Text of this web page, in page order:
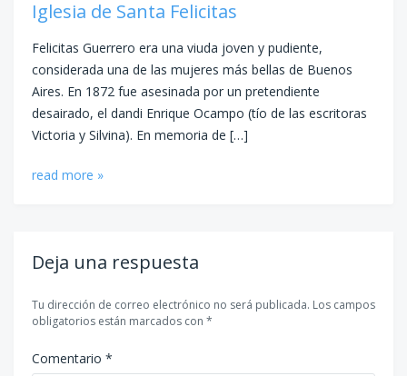
Iglesia de Santa Felicitas
Felicitas Guerrero era una viuda joven y pudiente,
considerada una de las mujeres más bellas de Buenos
Aires. En 1872 fue asesinada por un pretendiente
desairado, el dandi Enrique Ocampo (tío de las escritoras
Victoria y Silvina). En memoria de […]
read more »
Deja una respuesta
Tu dirección de correo electrónico no será publicada. Los campos
obligatorios están marcados con *
Comentario *